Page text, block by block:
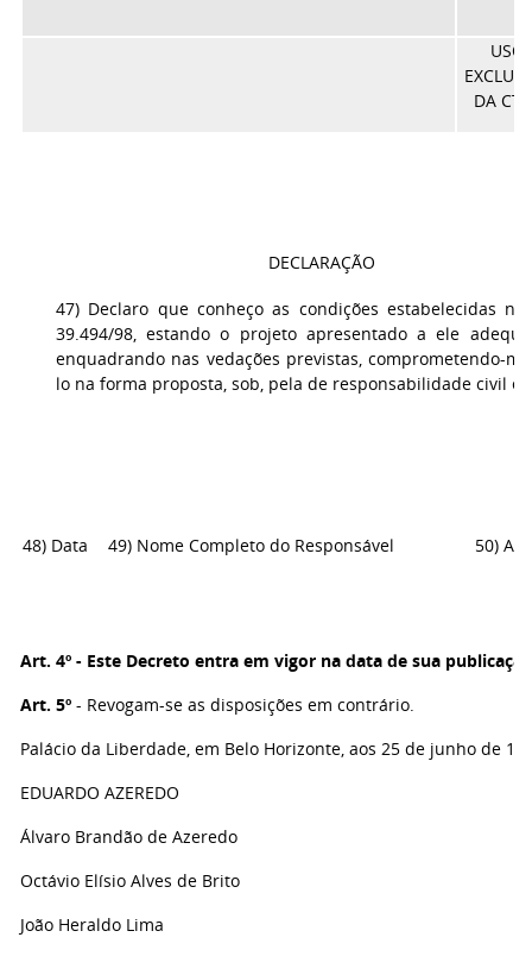
USO
DA
DECLARAÇÃO
47) Declaro que conheço as condições estabelecidas no
39.494/98, estando o projeto apresentado a ele
enquadrando nas vedações previstas, comprometendo-
lo na forma proposta, sob, pela de responsabilidade civil e
48) Data 49) Nome Completo do Responsável 50)
Art. 4º - Este Decreto entra em vigor na data de sua
Art. 5º - Revogam-se as disposições em contrário.
Palácio da Liberdade, em Belo Horizonte, aos 25 de junho de
EDUARDO AZEREDO
Álvaro Brandão de Azeredo
Octávio Elísio Alves de Brito
João Heraldo Lima